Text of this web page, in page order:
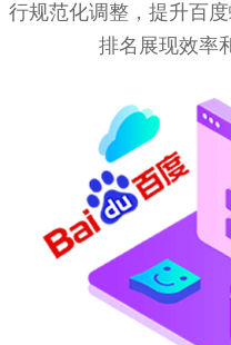
行规范化调整，提升百
排名展现效率